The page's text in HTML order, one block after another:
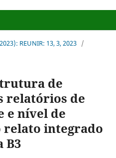
REUNIR: 13, 3, 2023 /
de
relatórios de
e nível de
relato integrado
B3